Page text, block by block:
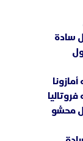
سادة
محشو